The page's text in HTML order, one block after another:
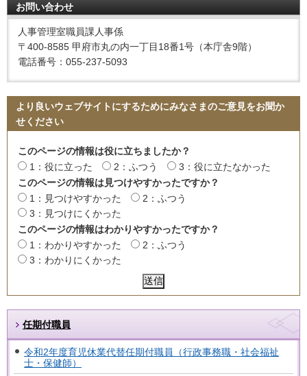
お問い合わせ
人事管理室職員課人事係
〒400-8585 甲府市丸の内一丁目18番1号（本庁舎9階）
電話番号：055-237-5093
より良いウェブサイトにするためにみなさまのご意見をお聞か
せください
このページの情報は役に立ちましたか？
1：役に立った
2：ふつう
3：役に立たなかった
このページの情報は見つけやすかったですか？
1：見つけやすかった
2：ふつう
3：見つけにくかった
このページの情報はわかりやすかったですか？
1：わかりやすかった
2：ふつう
3：わかりにくかった
任期付職員
令和2年度育児休業代替任期付職員（行政事務職・社会福祉
士・保健師）